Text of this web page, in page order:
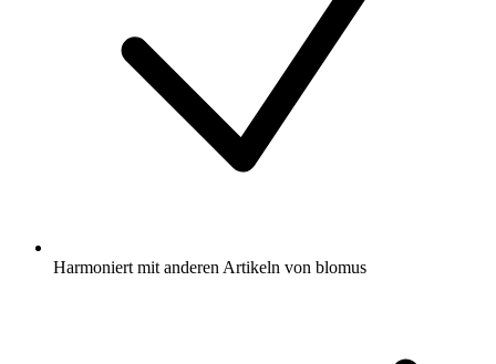
Harmoniert mit anderen Artikeln von blomus